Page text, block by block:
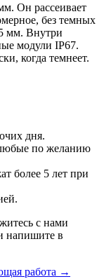
Он рассеивает
без темных
мм. Внутри
модули IP67.
когда темнеет.
дня.
по желанию
более 5 лет при
с нами
напишите в
работа →